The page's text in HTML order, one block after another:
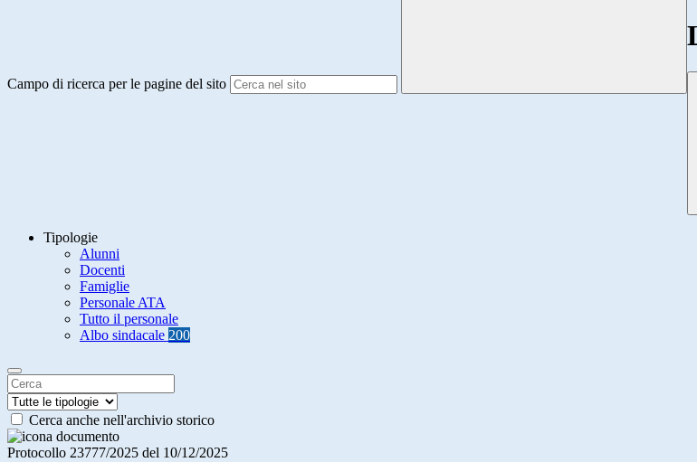
Campo di ricerca per le pagine del sito
Tipologie
Alunni
Docenti
Famiglie
Personale ATA
Tutto il personale
Albo sindacale 200
Cerca anche nell'archivio storico
Protocollo 23777/2025 del 10/12/2025